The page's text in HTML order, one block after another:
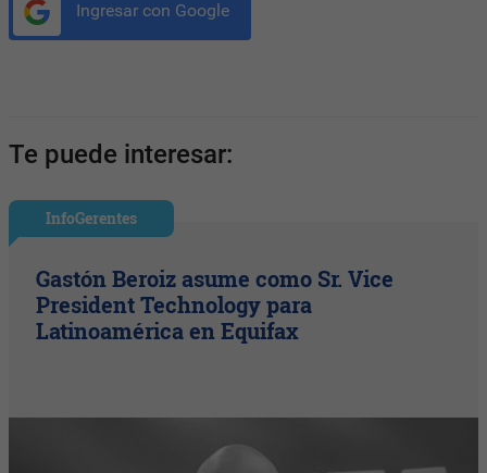
Ingresar con Google
Te puede interesar:
InfoGerentes
Gastón Beroiz asume como Sr. Vice
President Technology para
Latinoamérica en Equifax